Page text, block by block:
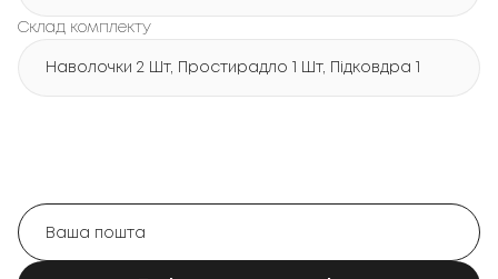
Склад комплекту
Наволочки 2 Шт, Простирадло 1 Шт, Підковдра 1 Шт